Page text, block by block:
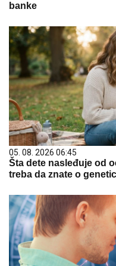
banke
05. 08. 2026 06:45
Šta dete nasleđuje od
treba da znate o